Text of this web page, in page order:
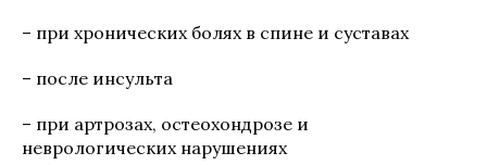
– при хронических болях в спине и суставах
– после инсульта
– при артрозах, остеохондрозе и
неврологических нарушениях